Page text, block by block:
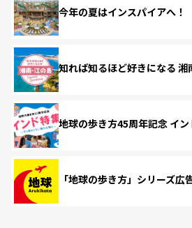
今年の夏はインスパイアへ！
知れば知るほど好きになる 湘
地球の歩き方45周年記念 イ
「地球の歩き方」シリーズ広